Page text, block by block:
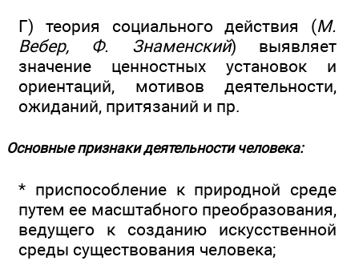
Г) теория социального действия (М.
Вебер, Ф. Знаменский) выявляет
значение ценностных установок и
ориентаций, мотивов деятельности,
ожиданий, притязаний и пр.
Основные признаки деятельности человека:
* приспособление к природной среде
путем ее масштабного преобразования,
ведущего к созданию искусственной
среды существования человека;